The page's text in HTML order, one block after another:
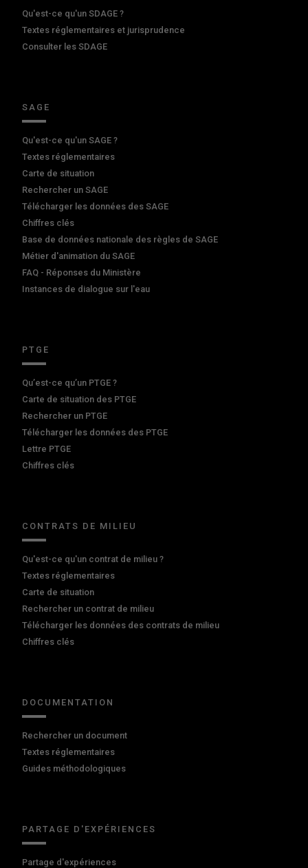
Qu'est-ce qu'un SDAGE ?
Textes réglementaires et jurisprudence
Consulter les SDAGE
SAGE
Qu'est-ce qu'un SAGE ?
Textes réglementaires
Carte de situation
Rechercher un SAGE
Télécharger les données des SAGE
Chiffres clés
Base de données nationale des règles de SAGE
Métier d'animation du SAGE
FAQ - Réponses du Ministère
Instances de dialogue sur l'eau
PTGE
Qu’est-ce qu’un PTGE ?
Carte de situation des PTGE
Rechercher un PTGE
Télécharger les données des PTGE
Lettre PTGE
Chiffres clés
CONTRATS DE MILIEU
Qu'est-ce qu'un contrat de milieu ?
Textes réglementaires
Carte de situation
Rechercher un contrat de milieu
Télécharger les données des contrats de milieu
Chiffres clés
DOCUMENTATION
Rechercher un document
Textes réglementaires
Guides méthodologiques
PARTAGE D'EXPÉRIENCES
Partage d'expériences